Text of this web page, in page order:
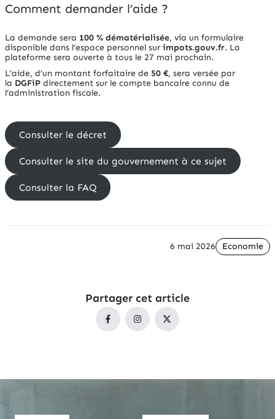
Comment demander l’aide ?
La demande sera 100 % dématérialisée, via un formulaire
disponible dans l’espace personnel sur impots.gouv.fr. La
plateforme sera ouverte à tous le 27 mai prochain.
L’aide, d’un montant forfaitaire de 50 €, sera versée par
la DGFiP directement sur le compte bancaire connu de
l’administration fiscale.
Consulter le décret
Consulter le site du gouvernement à ce sujet
Consulter la FAQ
6 mai 2026 Economie
Partager cet article